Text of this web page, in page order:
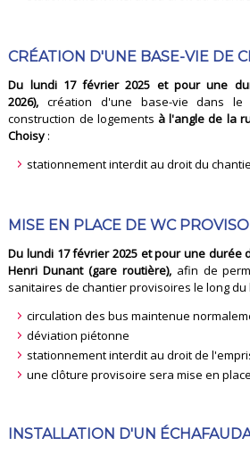
CRÉATION D'UNE BASE-VIE DE
Du lundi 17 février 2025 et pour une
2026),création d'une base-vie dans
construction de logements à l'angle de la
Choisy :
stationnement interdit au droit du
MISE EN PLACE DE WC
Du lundi 17 février 2025 et pour une durée
Henri Dunant (gare routière), afin de
sanitaires de chantier provisoires le long
circulation des bus maintenue
déviation piétonne
stationnement interdit au droit de
une clôture provisoire sera mise en place
INSTALLATION D'UN